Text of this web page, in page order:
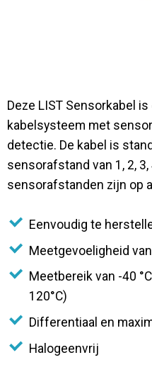
Deze LIST Sensorkabel
kabelsysteem met
detectie. De kabel is
sensorafstand van 1, 2,
sensorafstanden zijn op
Eenvoudig te
Meetgevoeligheid van
Meetbereik van -40
120°C)
Differentiaal en
Halogeenvrij